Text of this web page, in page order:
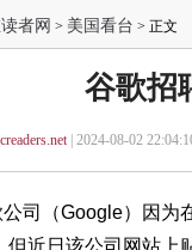
者网 > 美国看台 > 正文
谷歌招
| 2024-08-02
司（Google）因为
但近日该公司网站上